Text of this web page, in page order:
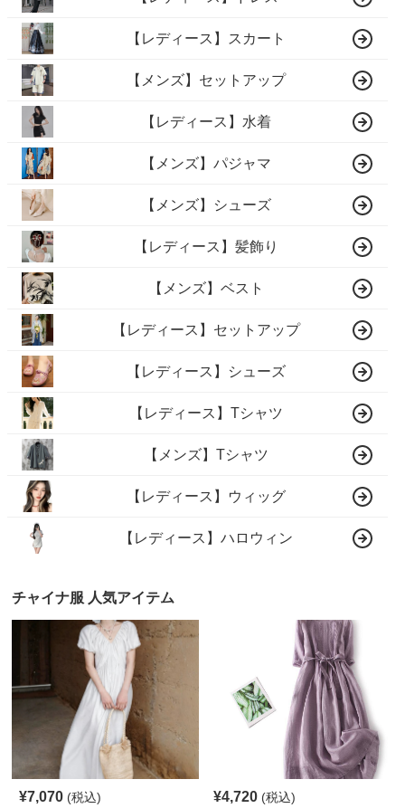
【レディース】スカート
【メンズ】セットアップ
【レディース】水着
【メンズ】パジャマ
【メンズ】シューズ
【レディース】髪飾り
【メンズ】ベスト
【レディース】セットアップ
【レディース】シューズ
【レディース】Tシャツ
【メンズ】Tシャツ
【レディース】ウィッグ
【レディース】ハロウィン
チャイナ服 人気アイテム
¥7,070 (税込) ¥4,720 (税込)